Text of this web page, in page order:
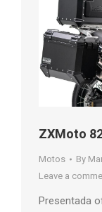
ZXMoto
Motos By
Leave a
Presentada